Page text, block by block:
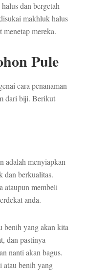
dan bergetah
makhluk halus
mereka.
Pule
cara penanaman
dari biji. Berikut
adalah menyiapkan
dan berkualitas.
ataupun membeli
anda.
benih yang akan kita
dan pastinya
nanti akan bagus.
atau benih yang